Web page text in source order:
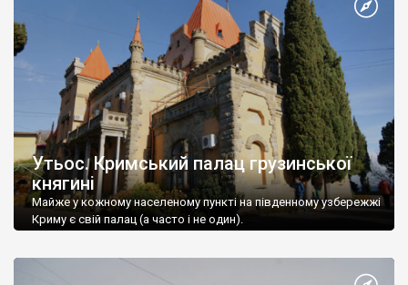
Утьос. Кримський палац грузинської
княгині
Майже у кожному населеному пункті на південному узбережжі
Криму є свій палац (а часто і не один).